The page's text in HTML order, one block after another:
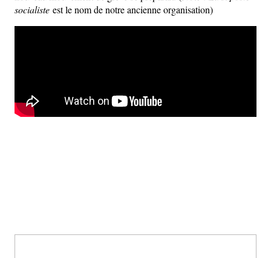
socialiste est le nom de notre ancienne organisation)